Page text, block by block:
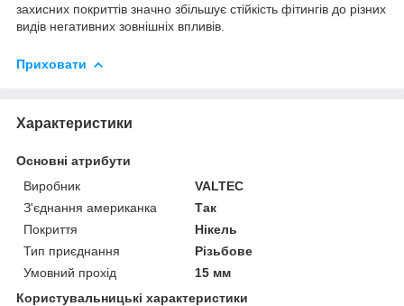
захисних покриттів значно збільшує стійкість фітингів до різних
видів негативних зовнішніх впливів.
Приховати
Характеристики
Основні атрибути
Виробник
VALTEC
З'єднання американка
Так
Покриття
Нікель
Тип приєднання
Різьбове
Умовний прохід
15 мм
Користувальницькі характеристики